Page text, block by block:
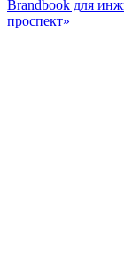
Brandbook для
проспект»